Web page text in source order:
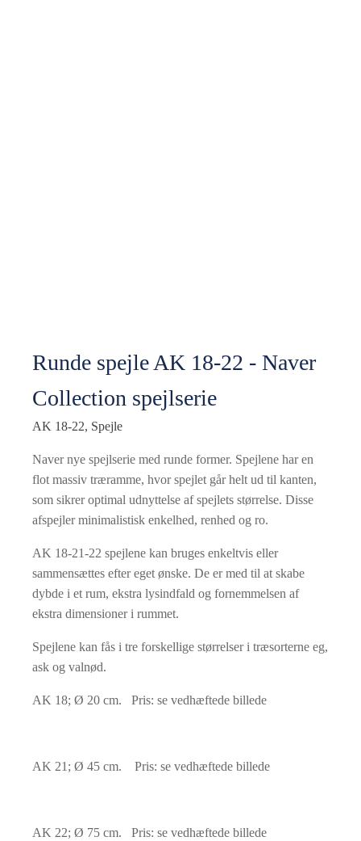
Runde spejle AK 18-22 - Naver
Collection spejlserie
AK 18-22, Spejle
Naver nye spejlserie med runde former. Spejlene har en
flot massiv træramme, hvor spejlet går helt ud til kanten,
som sikrer optimal udnyttelse af spejlets størrelse. Disse
afspejler minimalistisk enkelhed, renhed og ro.
AK 18-21-22 spejlene kan bruges enkeltvis eller
sammensættes efter eget ønske. De er med til at skabe
dybde i et rum, ekstra lysindfald og fornemmelsen af
ekstra dimensioner i rummet.
Spejlene kan fås i tre forskellige størrelser i træsorterne eg,
ask og valnød.
AK 18; Ø 20 cm. Pris: se vedhæftede billede
AK 21; Ø 45 cm. Pris: se vedhæftede billede
AK 22; Ø 75 cm. Pris: se vedhæftede billede